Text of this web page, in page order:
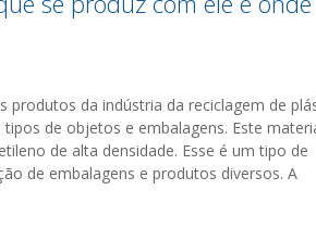
produtos da indústria da reciclagem de
de objetos e embalagens. Este
de alta densidade. Esse é um tipo de
de embalagens e produtos diversos. A